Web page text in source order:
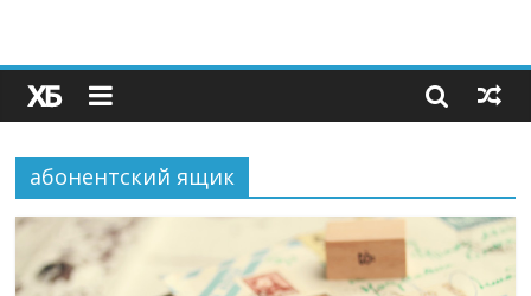
здорового питания
Забудьте о скучных ужинах: шеф-приложение,
которое видит вашу еду насквозь
абонентский ящик